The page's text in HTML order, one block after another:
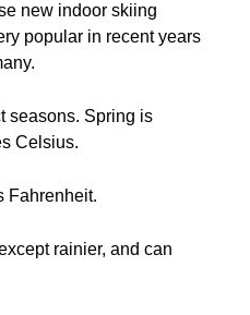
new indoor skiing
popular in recent years
seasons. Spring is
Celsius.
Fahrenheit.
rainier, and can